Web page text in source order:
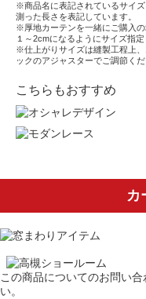
※商品名に表記されているサイ
測った長さを表記しています。
※厚地カーテンを一緒にご購入
１～2cmになるようにサイズ指定
※仕上がりサイズは縫製工程上
ックのアジャスターでご調節くだ
こちらもおすすめ
カ
この商品についてのお問い合
い。